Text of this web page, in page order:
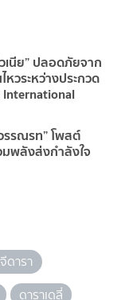
เนีย” ปลอดภัยจาก
วระหว่างประกวด
International
รรณรท” โพสต์
มพลังส่งกำลังใจ
ดารา
ดาราเดลี่